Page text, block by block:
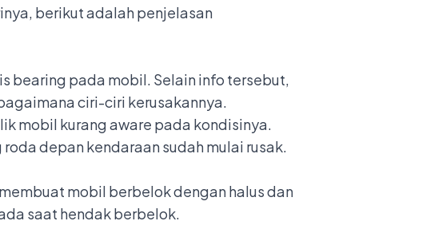
berikut adalah penjelasan
bearing pada mobil. Selain info tersebut,
ciri-ciri kerusakannya.
mobil kurang aware pada kondisinya.
depan kendaraan sudah mulai rusak.
mobil berbelok dengan halus dan
saat hendak berbelok.